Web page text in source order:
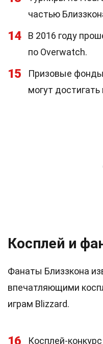
частью
14
В 2016 году
по Overwatch.
15
Призовые фонды
могут
Косплей и
Фанаты Близзкона
впечатляющими
играм Blizzard.
16
Косплей-